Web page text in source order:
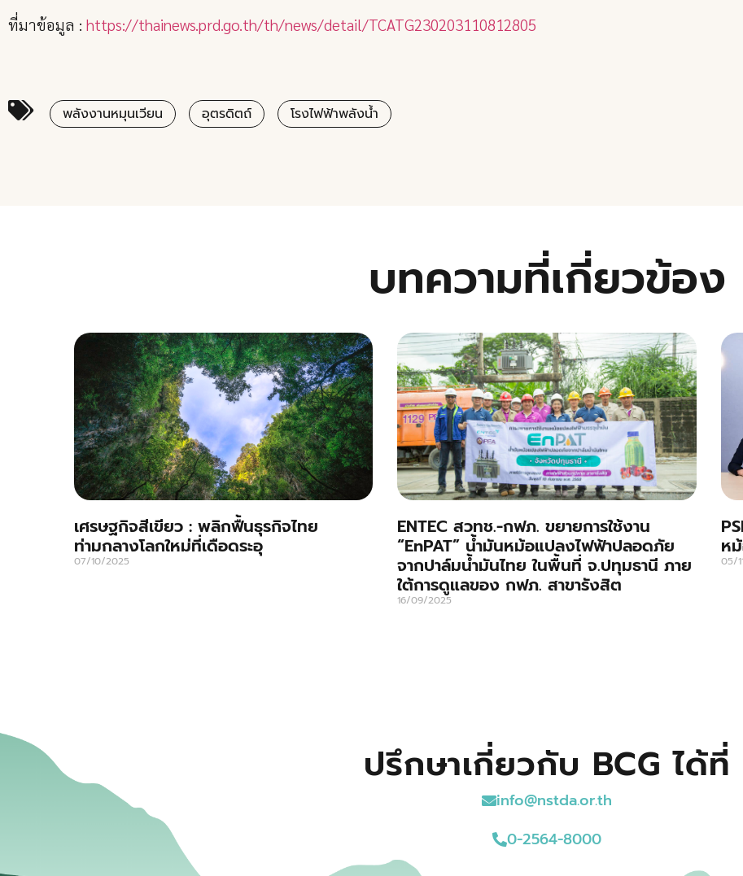
ที่มาข้อมูล : https://thainews.prd.go.th/th/news/detail/TCATG230203110812805
พลังงานหมุนเวียน อุตรดิตถ์ โรงไฟฟ้าพลังน้ำ
บทความที่เกี่ยวข้อง
เศรษฐกิจสีเขียว : พลิกฟื้นธุรกิจไทย
ท่ามกลางโลกใหม่ที่เดือดระอุ
07/10/2025
ENTEC สวทช.-กฟภ. ขยายการใช้งาน
“EnPAT” น้ำมันหม้อแปลงไฟฟ้าปลอดภัย
จากปาล์มน้ำมันไทย ในพื้นที่ จ.ปทุมธานี ภาย
ใต้การดูแลของ กฟภ. สาขารังสิต
16/09/2025
ห
05/
ปรึกษาเกี่ยวกับ BCG ได้ที่
info@nstda.or.th
0-2564-8000